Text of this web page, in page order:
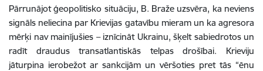
Pārrunājot ģeopolitisko situāciju, B. Braže uzsvēra, ka neviens
signāls neliecina par Krievijas gatavību mieram un ka agresora
mērķi nav mainījušies – iznīcināt Ukrainu, šķelt sabiedrotos un
radīt draudus transatlantiskās telpas drošībai. Krieviju
jāturpina ierobežot ar sankcijām un vēršoties pret tās “ēnu